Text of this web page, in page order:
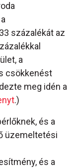
százalékát az
a
csökkenést
meg idén a
.)
és a
üzemeltetési
és a